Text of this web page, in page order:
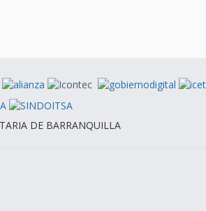
DE BARRANQUILLA